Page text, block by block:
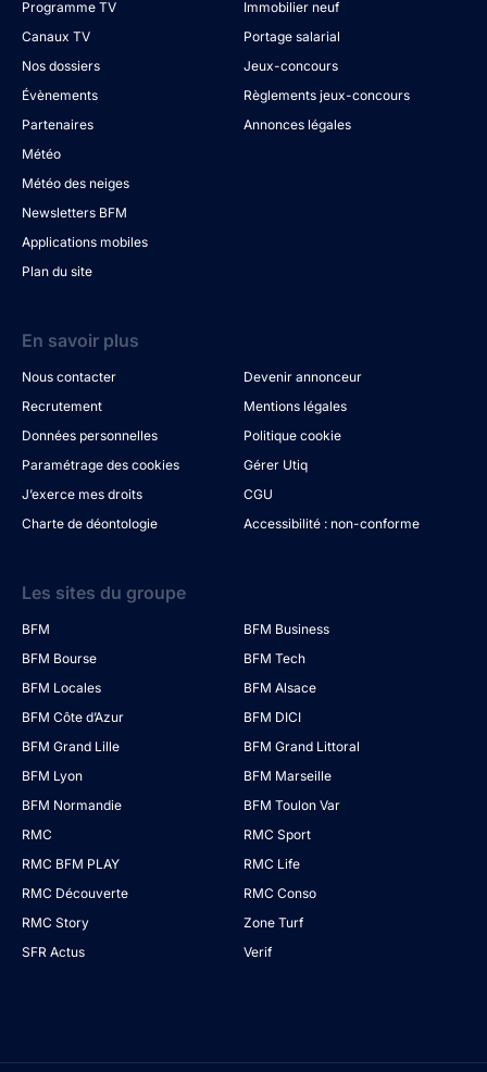
Programme TV
Canaux TV
Nos dossiers
Évènements
Partenaires
Météo
Météo des neiges
Newsletters BFM
Applications mobiles
Plan du site
Immobilier neuf
Portage salarial
Jeux-concours
Règlements jeux-concours
Annonces légales
En savoir plus
Nous contacter
Devenir annonceur
Recrutement
Mentions légales
Données personnelles
Politique cookie
Paramétrage des cookies
Gérer Utiq
J’exerce mes droits
CGU
Charte de déontologie
Accessibilité : non-conforme
Les sites du groupe
BFM
BFM Business
BFM Bourse
BFM Tech
BFM Locales
BFM Alsace
BFM Côte d’Azur
BFM DICI
BFM Grand Lille
BFM Grand Littoral
BFM Lyon
BFM Marseille
BFM Normandie
BFM Toulon Var
RMC
RMC Sport
RMC BFM PLAY
RMC Life
RMC Découverte
RMC Conso
RMC Story
Zone Turf
SFR Actus
Verif